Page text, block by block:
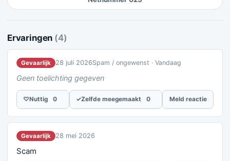
Ervaringen (4)
Gevaarlijk 28 juli 2026Spam / ongewenst · Vandaag
Geen toelichting gegeven
♡Nuttig 0 ✓Zelfde meegemaakt 0 Meld reactie
Gevaarlijk 28 mei 2026
Scam